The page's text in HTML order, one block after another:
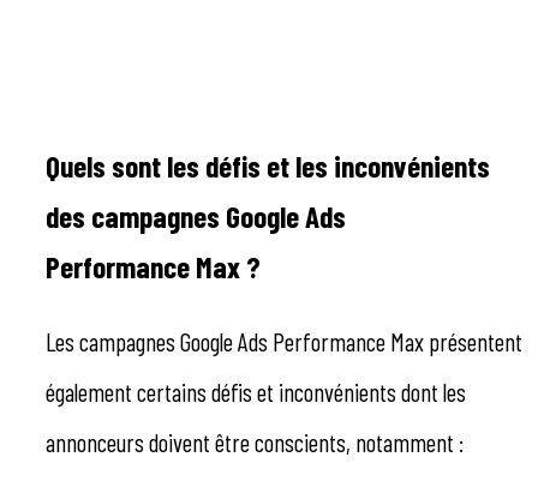
Quels sont les défis et les inconvénients
des campagnes Google Ads
Performance Max ?
Les campagnes Google Ads Performance Max présentent
également certains défis et inconvénients dont les
annonceurs doivent être conscients, notamment :